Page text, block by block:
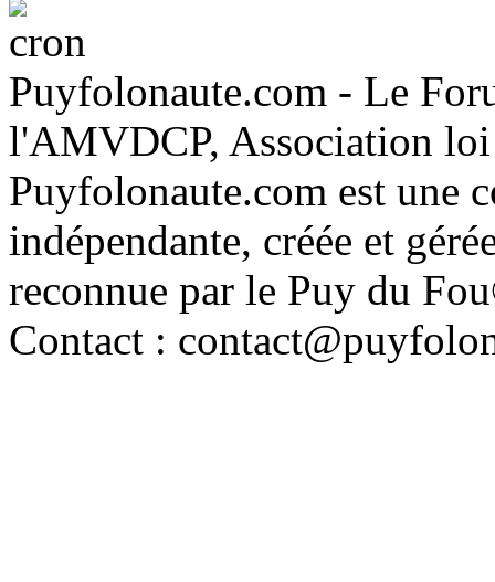
Puyfolonaute.com - Le
l'AMVDCP, Association
Puyfolonaute.com est une
indépendante, créée et
reconnue par le Puy du
Contact :